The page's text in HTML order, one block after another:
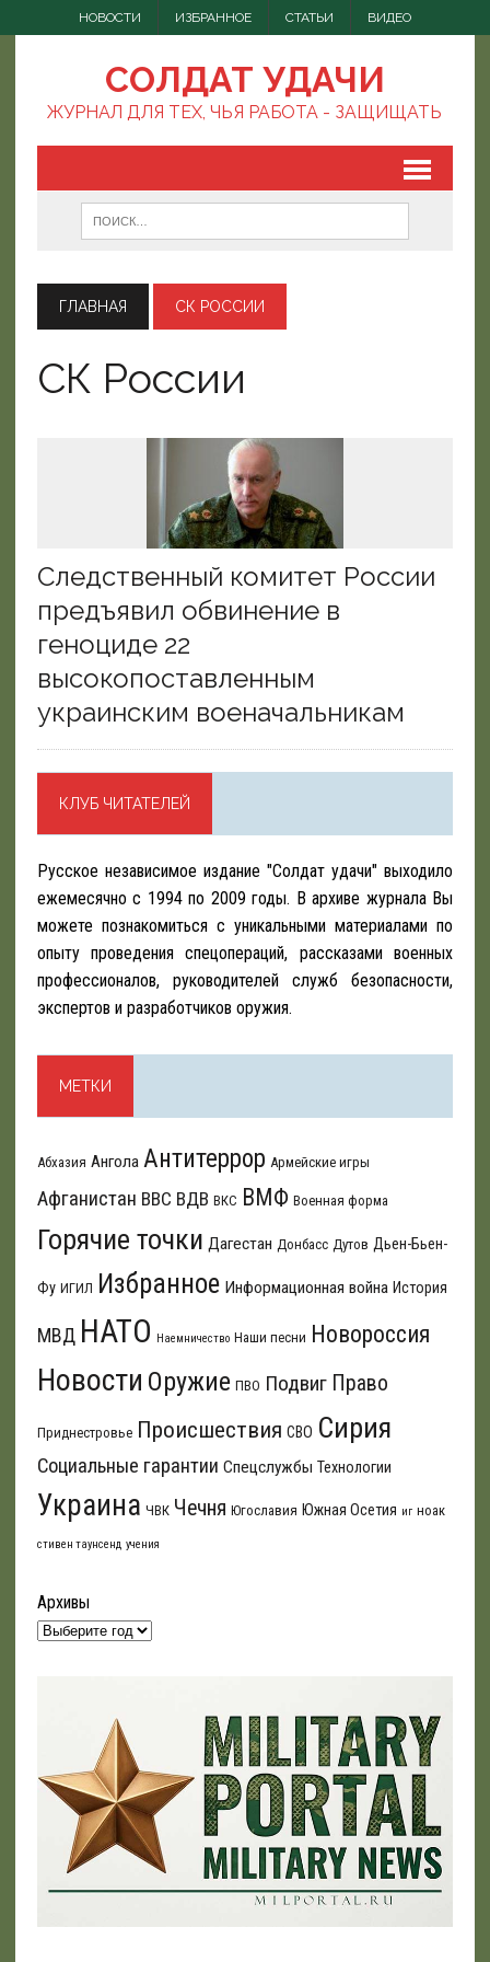
НОВОСТИ ИЗБРАННОЕ СТАТЬИ ВИДЕО
СОЛДАТ УДАЧИ
ЖУРНАЛ ДЛЯ ТЕХ, ЧЬЯ РАБОТА - ЗАЩИЩАТЬ
ГЛАВНАЯ СК РОССИИ
СК России
Следственный комитет России
предъявил обвинение в
геноциде 22
высокопоставленным
украинским военачальникам
КЛУБ ЧИТАТЕЛЕЙ
Русское независимое издание "Солдат удачи" выходило
ежемесячно с 1994 по 2009 годы. В архиве журнала Вы
можете познакомиться с уникальными материалами по
опыту проведения спецопераций, рассказами военных
профессионалов, руководителей служб безопасности,
экспертов и разработчиков оружия.
МЕТКИ
Абхазия Ангола Антитеррор Армейские игры
Афганистан ВВС ВДВ ВКС ВМФ Военная форма
Горячие точки Дагестан Донбасс Дутов Дьен-Бьен-
Фу ИГИЛ Избранное Информационная война История
МВД НАТО Наемничество Наши песни Новороссия
Новости Оружие ПВО Подвиг Право
Приднестровье Происшествия СВО Сирия
Социальные гарантии Спецслужбы Технологии
Украина ЧВК Чечня Югославия Южная Осетия иг ноак
стивен таунсенд учения
Архивы